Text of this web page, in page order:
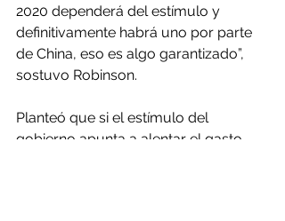
2020 dependerá del estímulo y
definitivamente habrá uno por parte
de China, eso es algo garantizado”,
sostuvo Robinson.
Planteó que si el estímulo del
gobierno apunta a alentar el gasto